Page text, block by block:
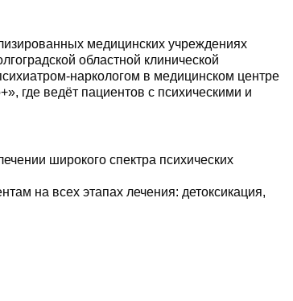
медицинских учреждениях
областной клинической
наркологом в медицинском центре
где ведёт пациентов с психическими и
широкого спектра психических
на всех этапах лечения: детоксикация,